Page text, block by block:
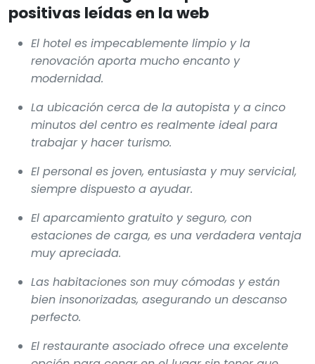
positivas leídas en la web
El hotel es impecablemente limpio y la
renovación aporta mucho encanto y
modernidad.
La ubicación cerca de la autopista y a cinco
minutos del centro es realmente ideal para
trabajar y hacer turismo.
El personal es joven, entusiasta y muy servicial,
siempre dispuesto a ayudar.
El aparcamiento gratuito y seguro, con
estaciones de carga, es una verdadera ventaja
muy apreciada.
Las habitaciones son muy cómodas y están
bien insonorizadas, asegurando un descanso
perfecto.
El restaurante asociado ofrece una excelente